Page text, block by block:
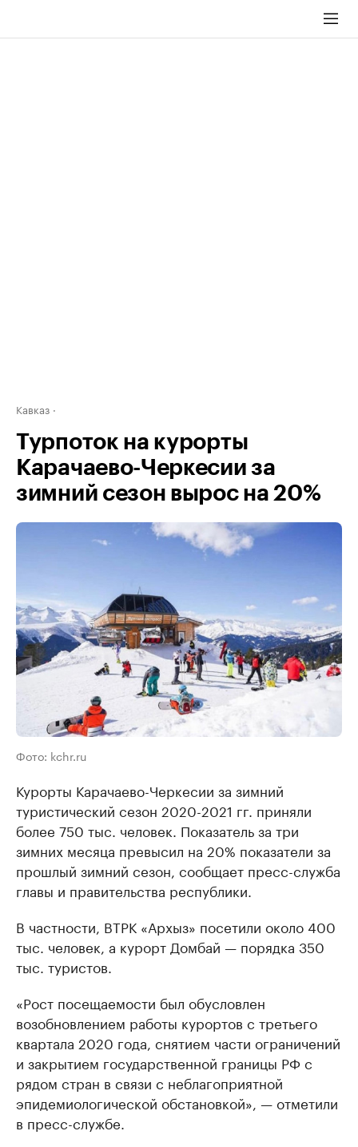
Кавказ
Турпоток на курорты
Карачаево-Черкесии за
зимний сезон вырос на 20%
Фото: kchr.ru
Курорты Карачаево-Черкесии за зимний
туристический сезон 2020-2021 гг. приняли
более 750 тыс. человек. Показатель за три
зимних месяца превысил на 20% показатели за
прошлый зимний сезон, сообщает пресс-служба
главы и правительства республики.
В частности, ВТРК «Архыз» посетили около 400
тыс. человек, а курорт Домбай — порядка 350
тыс. туристов.
«Рост посещаемости был обусловлен
возобновлением работы курортов с третьего
квартала 2020 года, снятием части ограничений
и закрытием государственной границы РФ с
рядом стран в связи с неблагоприятной
эпидемиологической обстановкой», — отметили
в пресс-службе.